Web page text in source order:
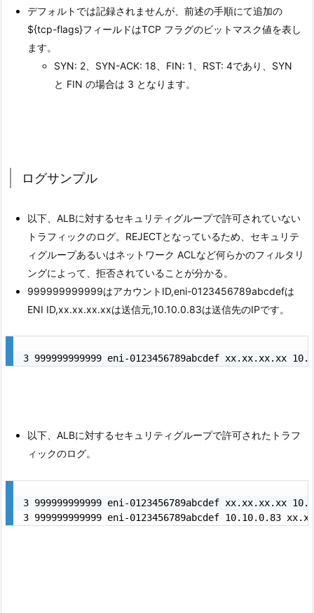
デフォルトでは記録されませんが、前述の手順にて追加の
${tcp-flags}フィールドはTCP フラグのビットマスク値を表し
ます。
SYN: 2、SYN-ACK: 18、FIN: 1、RST: 4であり、SYN
と FIN の場合は 3 となります。
ログサンプル
以下、ALBに対するセキュリティグループで許可されていない
トラフィックのログ。REJECTとなっているため、セキュリテ
ィグループあるいはネットワーク ACLなど何らかのフィルタリ
ングによって、拒否されていることが分かる。
999999999999はアカウントID,eni-0123456789abcdefは
ENI ID,xx.xx.xx.xxは送信元,10.10.0.83は送信先のIPです。
以下、ALBに対するセキュリティグループで許可されたトラフ
ィックのログ。
3 999999999999 eni-0123456789abcdef xx.xx.xx.xx